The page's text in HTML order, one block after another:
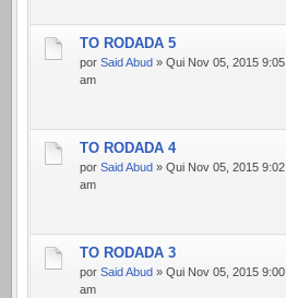
TO RODADA 5
por Said Abud » Qui Nov 05, 2015 9:05
am
TO RODADA 4
por Said Abud » Qui Nov 05, 2015 9:02
am
TO RODADA 3
por Said Abud » Qui Nov 05, 2015 9:00
am